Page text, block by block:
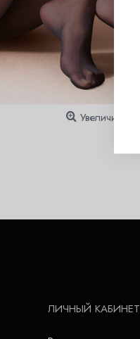
Увеличить
ЛИЧНЫЙ КАБИНЕТ